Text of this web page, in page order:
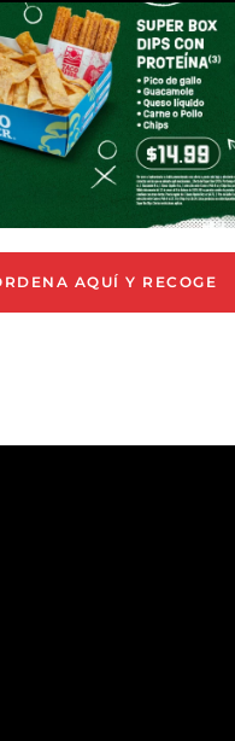
AQUÍ Y RECOGE